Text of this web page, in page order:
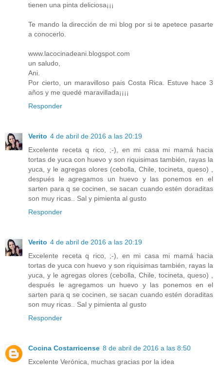
tienen una pinta deliciosa¡¡¡
Te mando la dirección de mi blog por si te apetece pasarte
a conocerlo.
www.lacocinadeani.blogspot.com
un saludo,
Ani.
Por cierto, un maravilloso pais Costa Rica. Estuve hace 3
años y me quedé maravillada¡¡¡¡
Responder
Verito 4 de abril de 2016 a las 20:19
Excelente receta q rico, ;-), en mi casa mi mamá hacia
tortas de yuca con huevo y son riquisimas también, rayas la
yuca, y le agregas olores (cebolla, Chile, tocineta, queso) ,
después le agregamos un huevo y las ponemos en el
sarten para q se cocinen, se sacan cuando estén doraditas
son muy ricas.. Sal y pimienta al gusto
Responder
Verito 4 de abril de 2016 a las 20:19
Excelente receta q rico, ;-), en mi casa mi mamá hacia
tortas de yuca con huevo y son riquisimas también, rayas la
yuca, y le agregas olores (cebolla, Chile, tocineta, queso) ,
después le agregamos un huevo y las ponemos en el
sarten para q se cocinen, se sacan cuando estén doraditas
son muy ricas.. Sal y pimienta al gusto
Responder
Cocina Costarricense 8 de abril de 2016 a las 8:50
Excelente Verónica, muchas gracias por la idea